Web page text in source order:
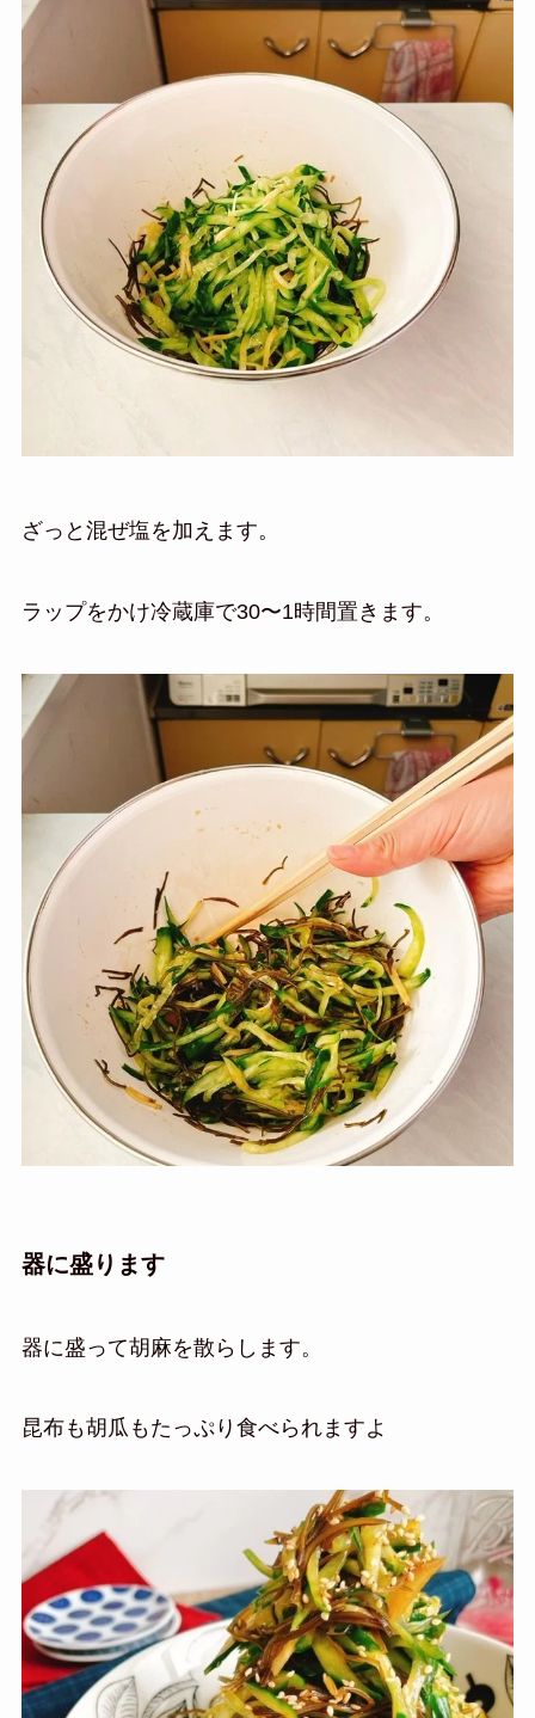
ざっと混ぜ塩を加えます。
ラップをかけ冷蔵庫で30〜1時間置きます。
器に盛ります
器に盛って胡麻を散らします。
昆布も胡瓜もたっぷり食べられますよ